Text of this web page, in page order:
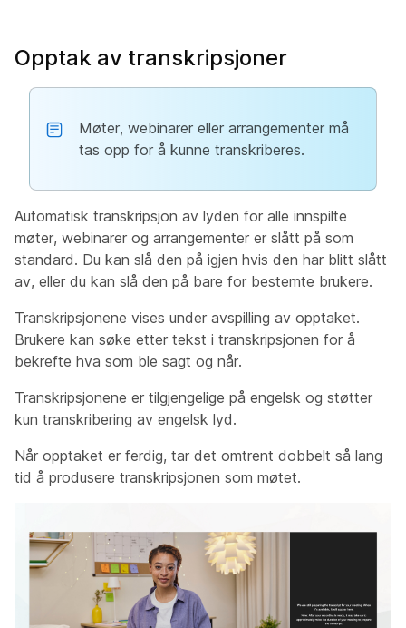
Opptak av transkripsjoner
Møter, webinarer eller arrangementer må
tas opp for å kunne transkriberes.
Automatisk transkripsjon av lyden for alle innspilte
møter, webinarer og arrangementer er slått på som
standard. Du kan slå den på igjen hvis den har blitt slått
av, eller du kan slå den på bare for bestemte brukere.
Transkripsjonene vises under avspilling av opptaket.
Brukere kan søke etter tekst i transkripsjonen for å
bekrefte hva som ble sagt og når.
Transkripsjonene er tilgjengelige på engelsk og støtter
kun transkribering av engelsk lyd.
Når opptaket er ferdig, tar det omtrent dobbelt så lang
tid å produsere transkripsjonen som møtet.